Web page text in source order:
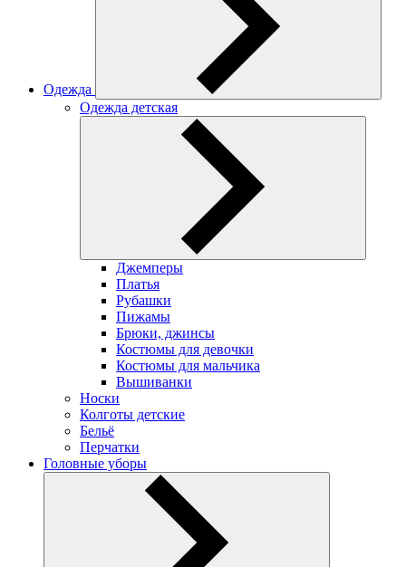
Одежда
Одежда детская
Джемперы
Платья
Рубашки
Пижамы
Брюки, джинсы
Костюмы для девочки
Костюмы для мальчика
Вышиванки
Носки
Колготы детские
Бельё
Перчатки
Головные уборы